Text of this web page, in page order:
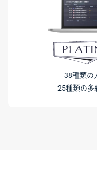
38種類の
25種類の多